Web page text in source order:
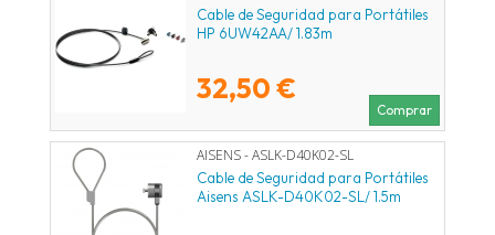
Cable de Seguridad para Portátiles
HP 6UW42AA/ 1.83m
32,50 €
Comprar
AISENS - ASLK-D40K02-SL
Cable de Seguridad para Portátiles
Aisens ASLK-D40K02-SL/ 1.5m